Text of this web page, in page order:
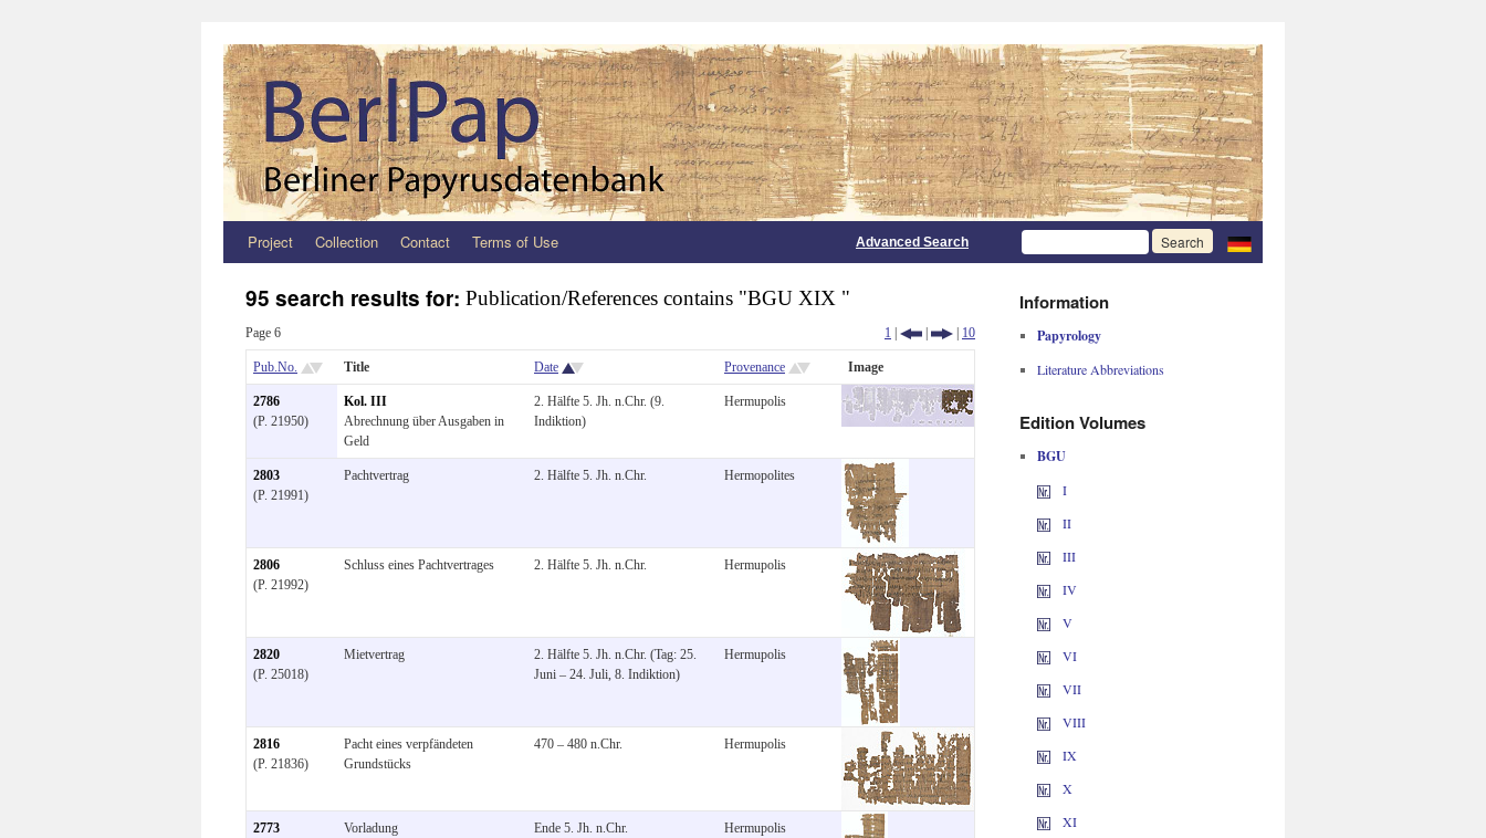
Zum
springen
Project Collection Contact Terms of Use Advanced Search
95 search results for: Publication/References contains "BGU XIX "
Page 6 1 | | | 10
Pub.No. Title Date Provenance Image
2786
(P. 21950)
Kol. III
Abrechnung über Ausgaben in
Geld
2. Hälfte 5. Jh. n.Chr. (9.
Indiktion)
Hermupolis
2803
(P. 21991)
Pachtvertrag 2. Hälfte 5. Jh. n.Chr. Hermopolites
2806
(P. 21992)
Schluss eines Pachtvertrages 2. Hälfte 5. Jh. n.Chr. Hermupolis
2820
(P. 25018)
Mietvertrag
2. Hälfte 5. Jh. n.Chr. (Tag: 25.
Juni – 24. Juli, 8. Indiktion)
Hermupolis
2816
(P. 21836)
Pacht eines verpfändeten
Grundstücks
470 – 480 n.Chr. Hermupolis
2773
Vorladung Ende 5. Jh. n.Chr. Hermupolis
Information
Papyrology
Literature Abbreviations
Edition Volumes
BGU
I
II
III
IV
V
VI
VII
VIII
IX
X
XI